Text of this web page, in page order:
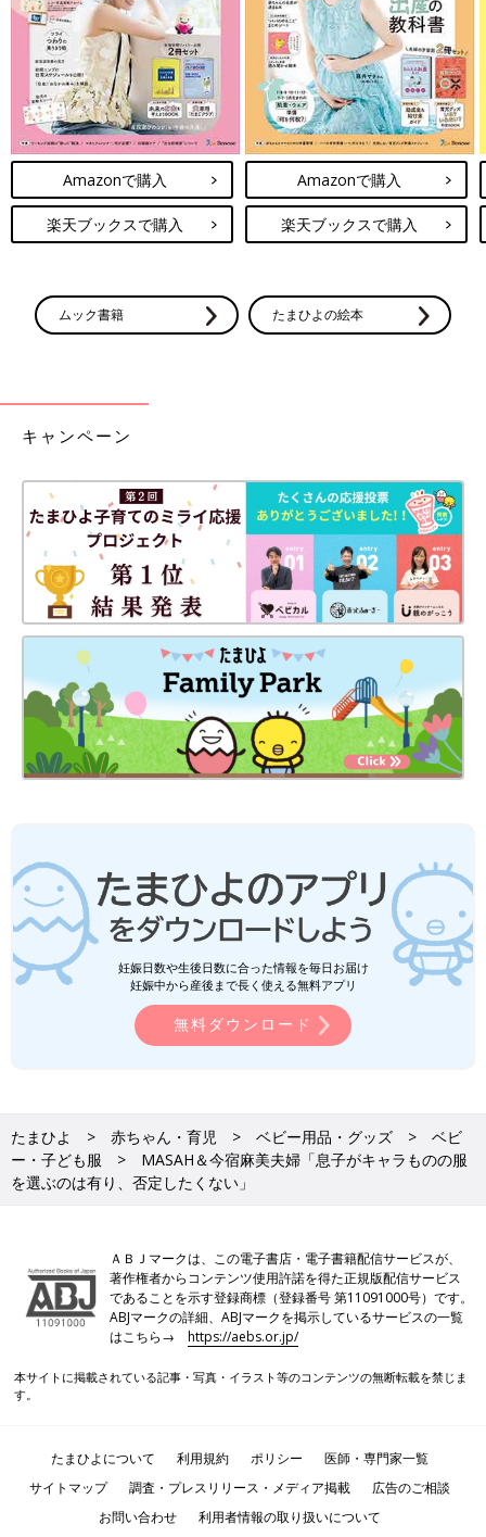
Amazonで購入
楽天ブックスで購入
Amazonで購入
楽天ブックスで購入
ムック書籍 たまひよの絵本
キャンペーン
妊娠日数や生後日数に合った情報を毎日お届け
妊娠中から産後まで長く使える無料アプリ
無料ダウンロード
たまひよ 赤ちゃん・育児 ベビー用品・グッズ
ベビ
ー・子ども服
MASAH＆今宿麻美夫婦「息子がキャラものの服
を選ぶのは有り、否定したくない」
ＡＢＪマークは、この電子書店・電子書籍配信サービスが、
著作権者からコンテンツ使用許諾を得た正規版配信サービス
であることを示す登録商標（登録番号 第11091000号）です。
ABJマークの詳細、ABJマークを掲示しているサービスの一覧
はこちら→https://aebs.or.jp/
本サイトに掲載されている記事・写真・イラスト等のコンテンツの無断転載を禁じま
す。
たまひよについて 利用規約 ポリシー
医師・専門家一覧
サイトマップ
調査・プレスリリース・メディア掲載
広告のご相談
お問い合わせ
利用者情報の取り扱いについて